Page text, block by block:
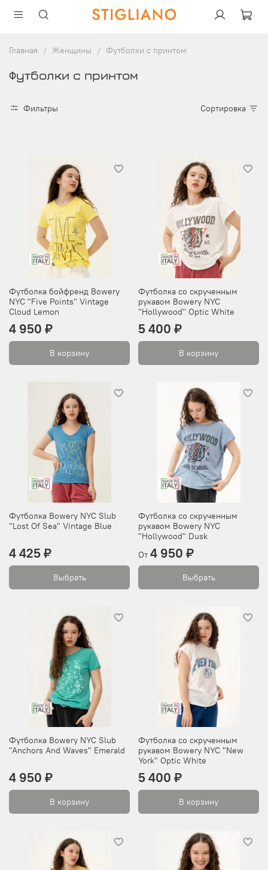
Главная Женщины Футболки с принтом
Футболки с принтом
Фильтры Сортировка
Футболка бойфренд Bowery
NYC "Five Points" Vintage
Cloud Lemon
4 950 ₽
В корзину
Футболка со скрученным
рукавом Bowery NYC
"Hollywood" Optic White
5 400 ₽
В корзину
Футболка Bowery NYC Slub
"Lost Of Sea" Vintage Blue
4 425 ₽
Выбрать
Футболка со скрученным
рукавом Bowery NYC
"Hollywood" Dusk
От 4 950 ₽
Выбрать
Футболка Bowery NYC Slub
"Anchors And Waves" Emerald
4 950 ₽
В корзину
Футболка со скрученным
рукавом Bowery NYC "New
York" Optic White
5 400 ₽
В корзину